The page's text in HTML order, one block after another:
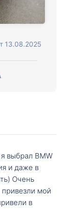
13.08.2025
выбрал BMW
и даже в
Очень
мой
в